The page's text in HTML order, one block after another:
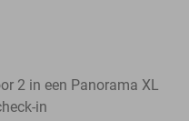
2 in een Panorama XL
in